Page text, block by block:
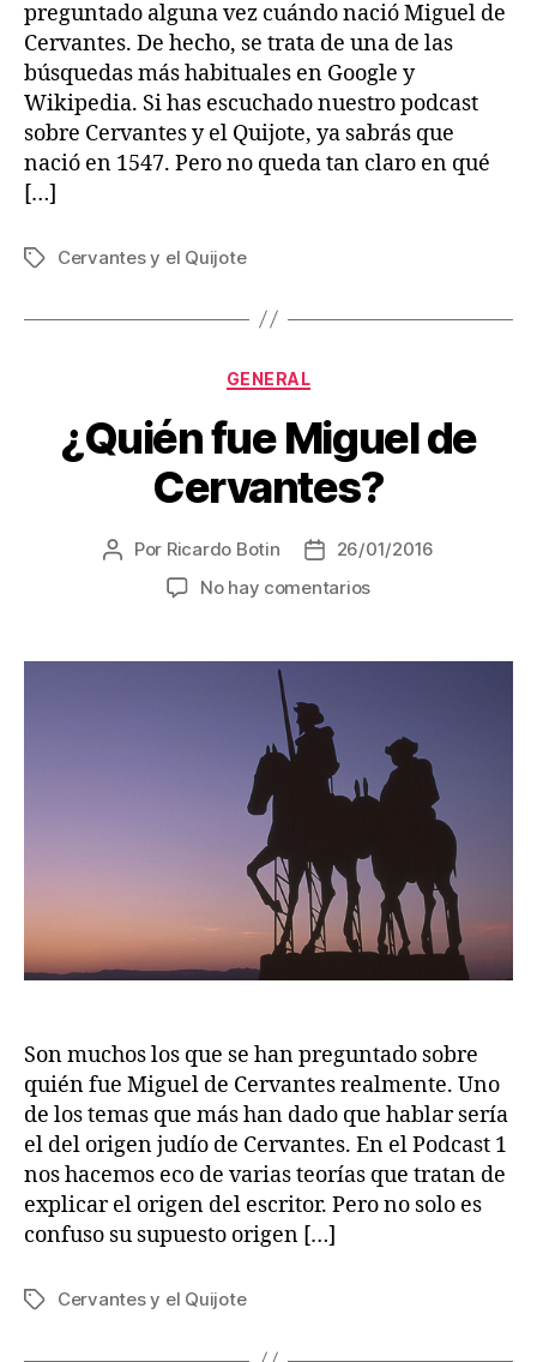
preguntado alguna vez cuándo nació Miguel de
Cervantes. De hecho, se trata de una de las
búsquedas más habituales en Google y
Wikipedia. Si has escuchado nuestro podcast
sobre Cervantes y el Quijote, ya sabrás que
nació en 1547. Pero no queda tan claro en qué
[…]
Etiquetas
Cervantes y el Quijote
Categorías
GENERAL
¿Quién fue Miguel de
Cervantes?
Autor
Por Ricardo Botin
Fecha
de
26/01/2016
No hay comentariosen
Miguel
Son muchos los que se han preguntado sobre
quién fue Miguel de Cervantes realmente. Uno
de los temas que más han dado que hablar sería
el del origen judío de Cervantes. En el Podcast 1
nos hacemos eco de varias teorías que tratan de
explicar el origen del escritor. Pero no solo es
confuso su supuesto origen […]
Etiquetas
Cervantes y el Quijote